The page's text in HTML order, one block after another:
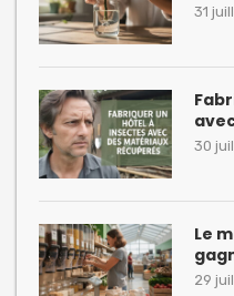
31
30
Le
29